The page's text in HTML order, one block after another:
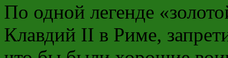
По одной легенде
Клавдий II в Риме,